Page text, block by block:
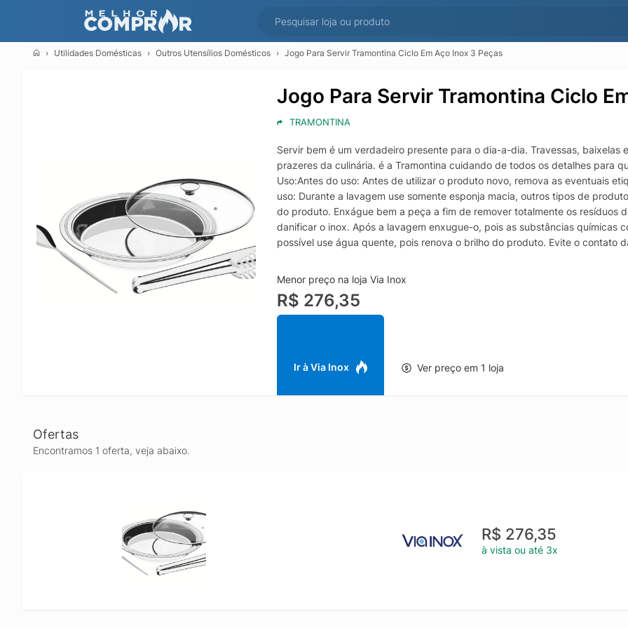
Utilidades Domésticas Outros Utensílios Domésticos Jogo Para Servir Tramontina Ciclo Em Aço Inox 3 Peças
Jogo Para Servir Tramontina Ciclo
TRAMONTINA
Servir bem é um verdadeiro presente para o dia-a-dia. Travessas,
prazeres da culinária. é a Tramontina cuidando de todos os detalhes para
Uso:Antes do uso: Antes de utilizar o produto novo, remova as eventuais
uso: Durante a lavagem use somente esponja macia, outros tipos de
do produto. Enxágue bem a peça a fim de remover totalmente os resíduos
danificar o inox. Após a lavagem enxugue-o, pois as substâncias químicas
possível use água quente, pois renova o brilho do produto. Evite o contato
descoloração do produto. Quando usar a máquina de lavar louça,
""enxaguar"", a fim de que o mesmo seja secado manualmente."- Foto
Adicionais:- Utensílio totalmente feito em aço inox, altamente durável e de
Peça com acabamento do aço em brilho e detalhes em alto relevo fosco
qualquer ambiente.- Possui Tampa de vidro temperado.
Menor preço na loja Via Inox
R$ 276,35
Ir à Via Inox Ver preço em 1 loja
Ofertas
Encontramos 1 oferta, veja abaixo.
R$ 276,35
à vista ou até 3x